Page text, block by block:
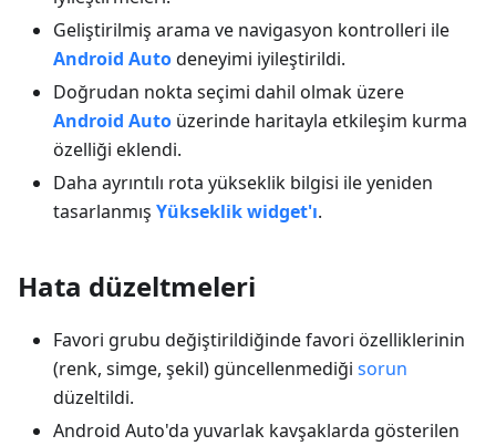
Geliştirilmiş arama ve navigasyon kontrolleri ile
Android Autodeneyimi iyileştirildi.
Doğrudan nokta seçimi dahil olmak üzere
Android Auto üzerinde haritayla etkileşim kurma
özelliği eklendi.
Daha ayrıntılı rota yükseklik bilgisi ile yeniden
tasarlanmış Yükseklik widget'ı.
Hata düzeltmeleri
Favori grubu değiştirildiğinde favori özelliklerinin
(renk, simge, şekil) güncellenmediği sorun
düzeltildi.
Android Auto'da yuvarlak kavşaklarda gösterilen